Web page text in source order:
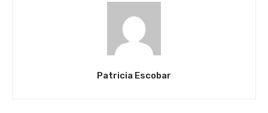
Patricia Escobar